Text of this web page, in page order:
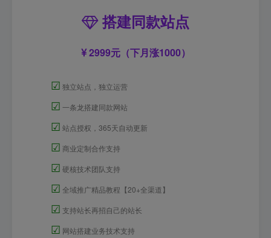
搭建同款站点
2999元（下月涨1000）
☑ 独立站点，独立运营
☑ 一条龙搭建同款网站
☑ 站点授权，365天自动更新
☑ 商业定制合作支持
☑ 硬核技术团队支持
☑ 全域推广精品教程【20+全渠道】
☑ 支持站长再招自己的站长
☑ 网站搭建业务技术支持